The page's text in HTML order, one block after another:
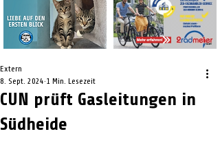
CUN prüft Gasleitungen in
Südheide
Extern
8. Sept. 2024 1 Min. Lesezeit